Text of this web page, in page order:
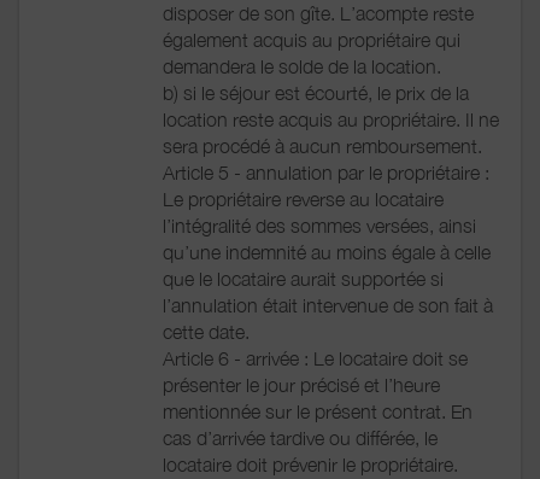
disposer de son gîte. L’acompte reste
également acquis au propriétaire qui
demandera le solde de la location.
b) si le séjour est écourté, le prix de la
location reste acquis au propriétaire. Il ne
sera procédé à aucun remboursement.
Article 5 - annulation par le propriétaire :
Le propriétaire reverse au locataire
l’intégralité des sommes versées, ainsi
qu’une indemnité au moins égale à celle
que le locataire aurait supportée si
l’annulation était intervenue de son fait à
cette date.
Article 6 - arrivée : Le locataire doit se
présenter le jour précisé et l’heure
mentionnée sur le présent contrat. En
cas d’arrivée tardive ou différée, le
locataire doit prévenir le propriétaire.